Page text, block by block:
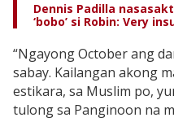
Dennis Padilla
‘bobo’ si Robin: Very
“Ngayong October ang
sabay. Kailangan akong
estikara, sa Muslim po,
tulong sa Panginoon na